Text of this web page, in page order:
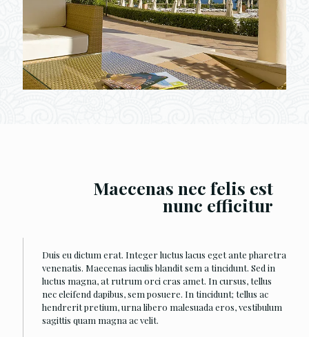
Maecenas nec felis est
nunc efficitur
Duis eu dictum erat. Integer luctus lacus eget ante pharetra
venenatis. Maecenas iaculis blandit sem a tincidunt. Sed in
luctus magna, at rutrum orci cras amet. In cursus, tellus
nec eleifend dapibus, sem posuere. In tincidunt; tellus ac
hendrerit pretium, urna libero malesuada eros, vestibulum
sagittis quam magna ac velit.